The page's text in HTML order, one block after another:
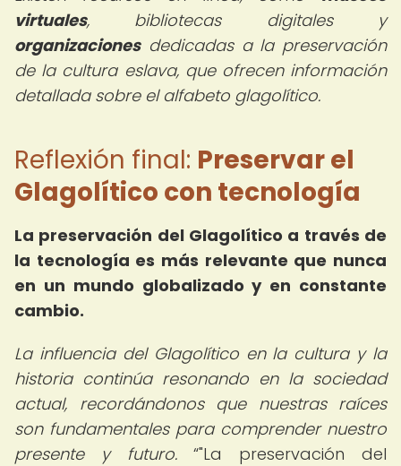
virtuales, bibliotecas digitales y
organizacionesdedicadas a la preservación
de la cultura eslava, que ofrecen información
detallada sobre el alfabeto glagolítico.
Reflexión final: Preservar el
Glagolítico con tecnología
La preservación del Glagolítico a través de
la tecnología es más relevante que nunca
en un mundo globalizado y en constante
cambio.
La influencia del Glagolítico en la cultura y la
historia continúa resonando en la sociedad
actual, recordándonos que nuestras raíces
son fundamentales para comprender nuestro
presente y futuro.
"La preservación del